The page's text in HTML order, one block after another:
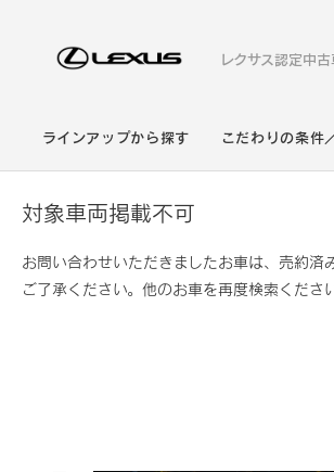
レクサス認定中
ラインアップから探す こだわりの条件
対象車両掲載不可
お問い合わせいただきましたお車は、売約済
ご了承ください。他のお車を再度検索ください